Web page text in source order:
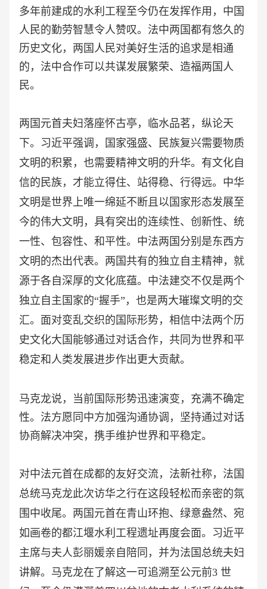
多年前建成的水利工程至今仍在发挥作用，中国
人民的勤劳智慧令人赞叹。法中两国都有悠久的
历史文化，两国人民对美好生活的追求是相通
的，法中合作可以共谋发展繁荣、造福两国人
民。
两国元首夫妇落座怀古亭，临水品茗，纵论天
下。习近平强调，国家强盛、民族复兴需要物质
文明的积累，也需要精神文明的升华。有文化自
信的民族，才能立得住、站得稳、行得远。中华
文明是世界上唯一绵延不断且以国家形态发展至
今的伟大文明，具有突出的连续性、创新性、统
一性、包容性、和平性。中法两国分别是东西方
文明的杰出代表。两国共有的独立自主精神，就
源于各自深厚的文化底蕴。中法建交不仅是两个
独立自主国家的“握手”，也是两大璀璨文明的交
汇。面对变乱交织的国际形势，相信中法两个历
史文化大国能够通过对话合作，共同为世界和平
稳定和人类发展进步作出更大贡献。
马克龙说，当前国际形势迅速演变，充满不确定
性。法方愿同中方加强沟通协调，坚持通过对话
协商解决冲突，携手维护世界和平稳定。
对中法元首在成都的友好交流，法新社称，法国
总统马克龙此次访华之行在这段轻松而亲密的氛
围中收尾。两国元首在青山环抱、绿意盎然、宛
如画卷的都江堰水利工程遗址再度会面。习近平
主席与夫人彭丽媛亲自陪同，并为法国总统夫妇
讲解。马克龙在了解这一可追溯至公元前3 世